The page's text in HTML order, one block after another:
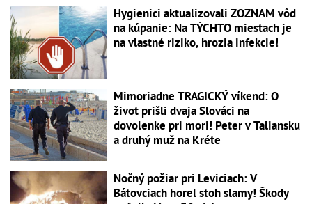
Hygienici aktualizovali ZOZNAM vôd
na kúpanie: Na TÝCHTO miestach je
na vlastné riziko, hrozia infekcie!
Mimoriadne TRAGICKÝ víkend: O
život prišli dvaja Slováci na
dovolenke pri mori! Peter v Taliansku
a druhý muž na Kréte
Nočný požiar pri Leviciach: V
Bátovciach horel stoh slamy! Škody